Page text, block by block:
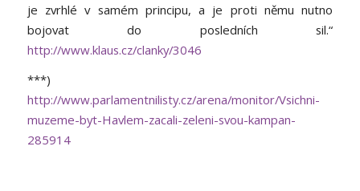
je zvrhlé v samém principu, a je proti němu nutno
bojovat do posledních sil.“
http://www.klaus.cz/clanky/3046
***)
http://www.parlamentnilisty.cz/arena/monitor/Vsichni-
muzeme-byt-Havlem-zacali-zeleni-svou-kampan-
285914